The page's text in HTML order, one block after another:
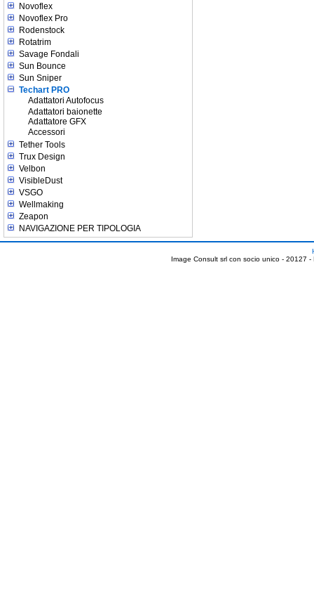
Novoflex
Novoflex Pro
Rodenstock
Rotatrim
Savage Fondali
Sun Bounce
Sun Sniper
Techart PRO
Adattatori Autofocus
Adattatori baionette
Adattatore GFX
Accessori
Tether Tools
Trux Design
Velbon
VisibleDust
VSGO
Wellmaking
Zeapon
NAVIGAZIONE PER TIPOLOGIA
Image Consult srl con socio unico - 20127